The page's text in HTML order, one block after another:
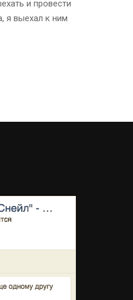
и провести
я выехал к ним